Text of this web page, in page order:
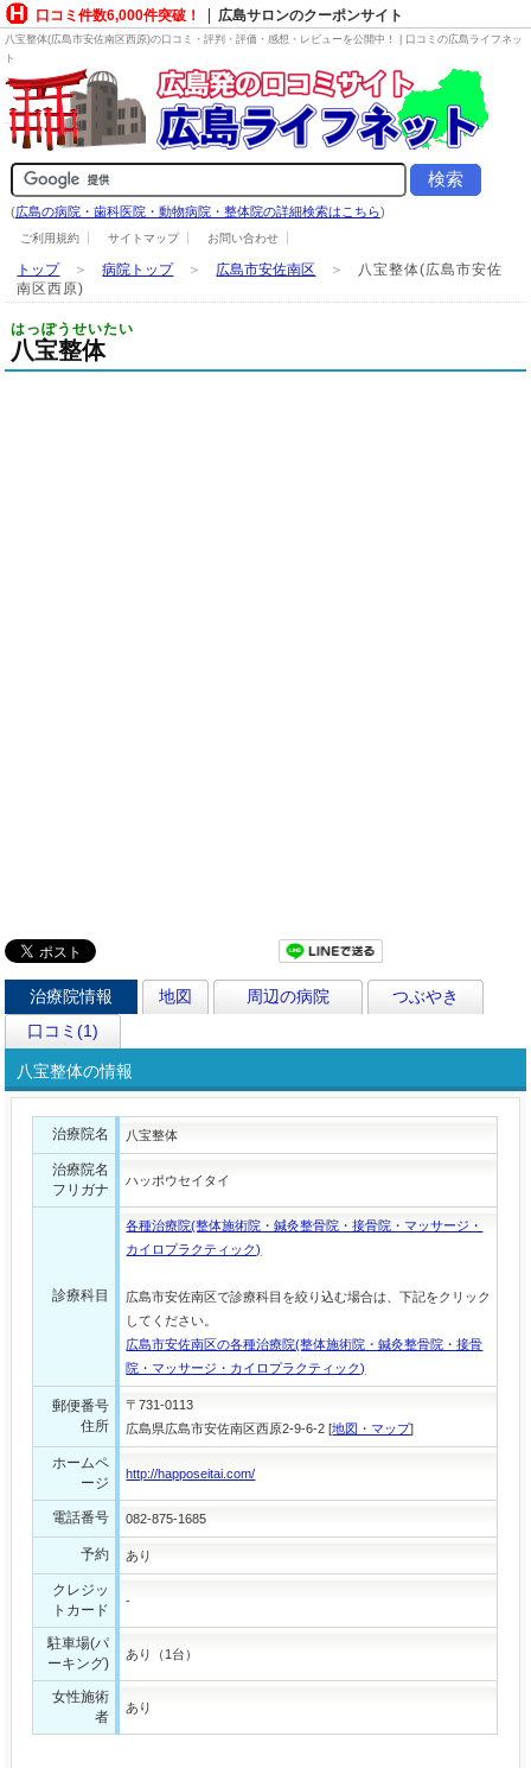
口コミ件数6,000件突破！ 広島サロンのクーポンサイト
八宝整体(広島市安佐南区西原)の口コミ・評判・評価・感想・レビューを公開中！ | 口コミの広島ライフネッ
ト
(広島の病院・歯科医院・動物病院・整体院の詳細検索はこちら)
ご利用規約 サイトマップ お問い合わせ
トップ＞病院トップ＞ 広島市安佐南区 ＞ 八宝整体(広島市安佐
南区西原)
はっぽうせいたい
八宝整体
治療院情報 地図 周辺の病院
つぶやき
口コミ(1)
八宝整体の情報
治療院名 八宝整体
治療院名
フリガナ
ハッポウセイタイ
診療科目
各種治療院(整体施術院・鍼灸整骨院・接骨院・マッサージ・
カイロプラクティック)
広島市安佐南区で診療科目を絞り込む場合は、下記をクリック
してください。
広島市安佐南区の各種治療院(整体施術院・鍼灸整骨院・接骨
院・マッサージ・カイロプラクティック)
郵便番号
住所
〒731-0113
広島県広島市安佐南区西原2-9-6-2 [地図・マップ]
ホームペ
ージ
http://happoseitai.com/
電話番号 082-875-1685
予約 あり
クレジッ
トカード
-
駐車場(パ
ーキング)
あり（1台）
女性施術
者
あり